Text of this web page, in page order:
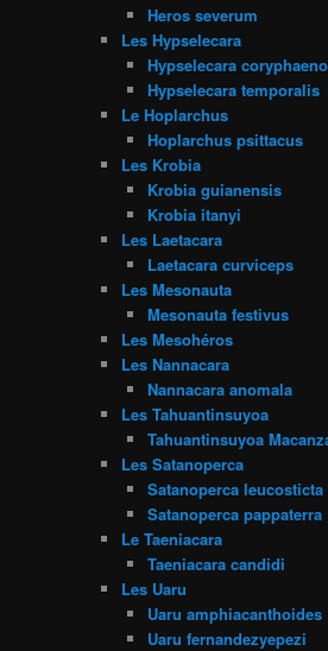
Heros severum
Les Hypselecara
Hypselecara
Hypselecara temporalis
Le Hoplarchus
Hoplarchus psittacus
Les Krobia
Krobia guianensis
Krobia itanyi
Les Laetacara
Laetacara curviceps
Les Mesonauta
Mesonauta festivus
Les Mesohéros
Les Nannacara
Nannacara anomala
Les Tahuantinsuyoa
Tahuantinsuyoa
Les Satanoperca
Satanoperca leucosticta
Satanoperca pappaterra
Le Taeniacara
Taeniacara candidi
Les Uaru
Uaru amphiacanthoides
Uaru fernandezyepezi